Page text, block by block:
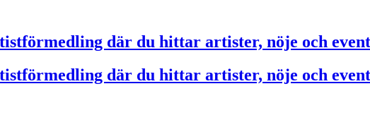
där du hittar artister, nöje och
där du hittar artister, nöje och